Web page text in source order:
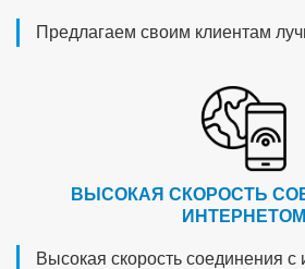
Предлагаем своим клиентам
ВЫСОКАЯ СКОРОСТЬ
ИНТЕРНЕТОМ
Высокая скорость соединения с